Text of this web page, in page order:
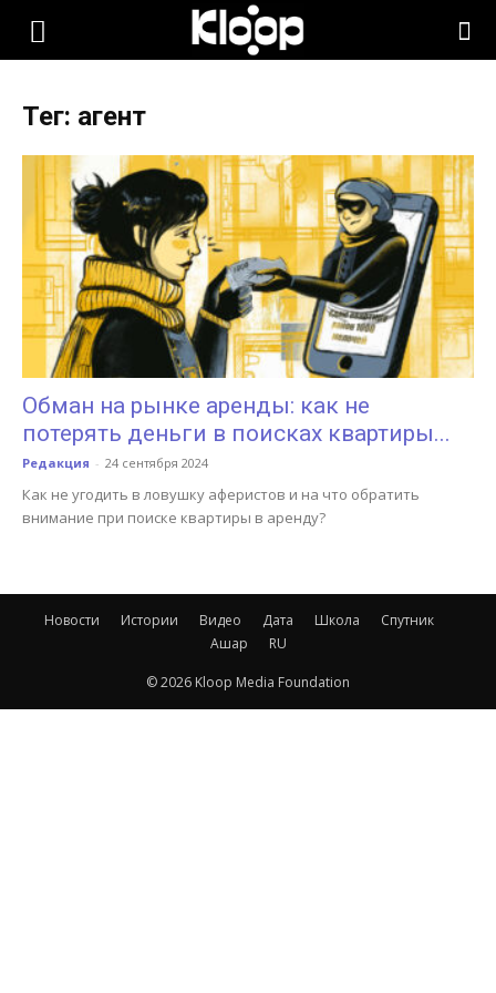
KLOOP.KG
Новости
Кыргызстана
Тег: агент
Обман на рынке аренды: как не
потерять деньги в поисках квартиры...
Редакция - 24 сентября 2024
Как не угодить в ловушку аферистов и на что обратить
внимание при поиске квартиры в аренду?
Новости Истории Видео Дата Школа
Спутник
Ашар
RU
© 2026 Kloop Media Foundation